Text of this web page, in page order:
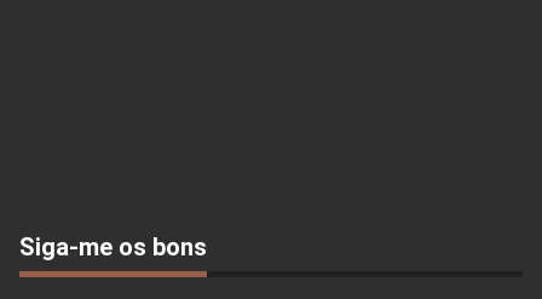
Siga-me os bons